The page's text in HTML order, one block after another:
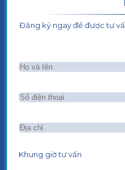
Đăng ký ngay để được tư
Khung giờ tư vấn